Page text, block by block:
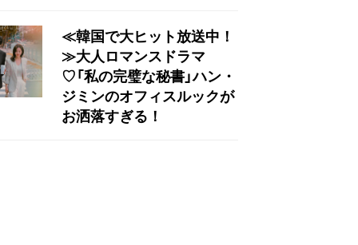
≪韓国で大ヒット放送中！
≫大人ロマンスドラマ
♡「私の完璧な秘書」ハン・
ジミンのオフィスルックが
お洒落すぎる！